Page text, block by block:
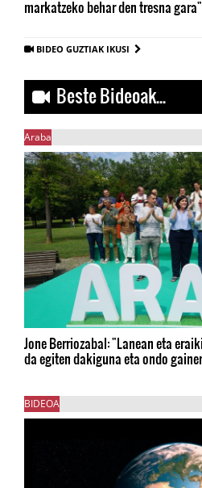
markatzeko behar den tresna gara"
BIDEO GUZTIAK IKUSI
Beste Bideoak...
Araba
Jone Berriozabal: "Lanean eta
da egiten dakiguna eta ondo
BIDEOA